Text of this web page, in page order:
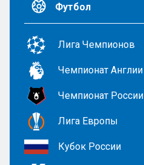
Футбол
Лига Чемпионов
Чемпионат Англии
Чемпионат России
Лига Европы
Кубок России